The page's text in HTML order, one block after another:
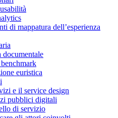
di mappatura dell’esperienza
documentale
euristica
e il service design
pubblici digitali
di servizio